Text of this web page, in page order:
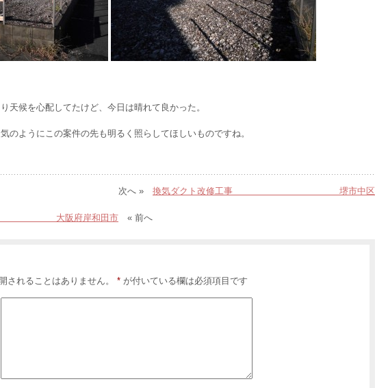
天候を心配してたけど、今日は晴れて良かった。
のようにこの案件の先も明るく照らしてほしいものですね。
次へ » 換気ダクト改修工事 堺市中区
大阪府岸和田市 « 前へ
されることはありません。
* が付いている欄は必須項目です